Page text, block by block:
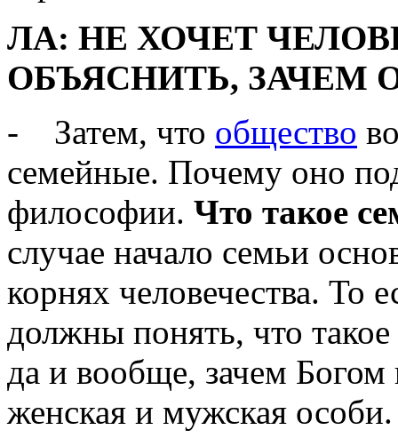
ЛА: НЕ ХОЧЕТ
ОБЪЯСНИТЬ, ЗАЧЕМ
- Затем, что общество
семейные. Почему оно
философии. Что такое
случае начало семьи
корнях человечества. То
должны понять, что
да и вообще, зачем
женская и мужская особи.